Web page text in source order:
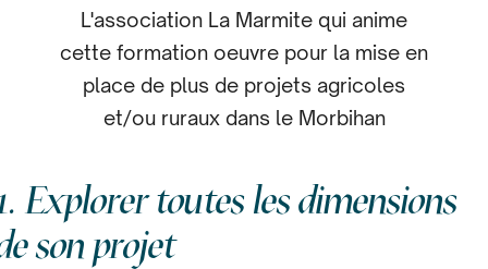
L'association La Marmite qui anime
cette formation oeuvre pour la mise en
place de plus de projets agricoles
et/ou ruraux dans le Morbihan
Explorer toutes les dimensions
son projet